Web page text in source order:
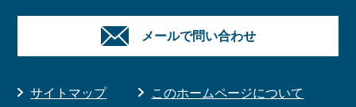
メールで問い合わせ
サイトマップ
このホームページについて